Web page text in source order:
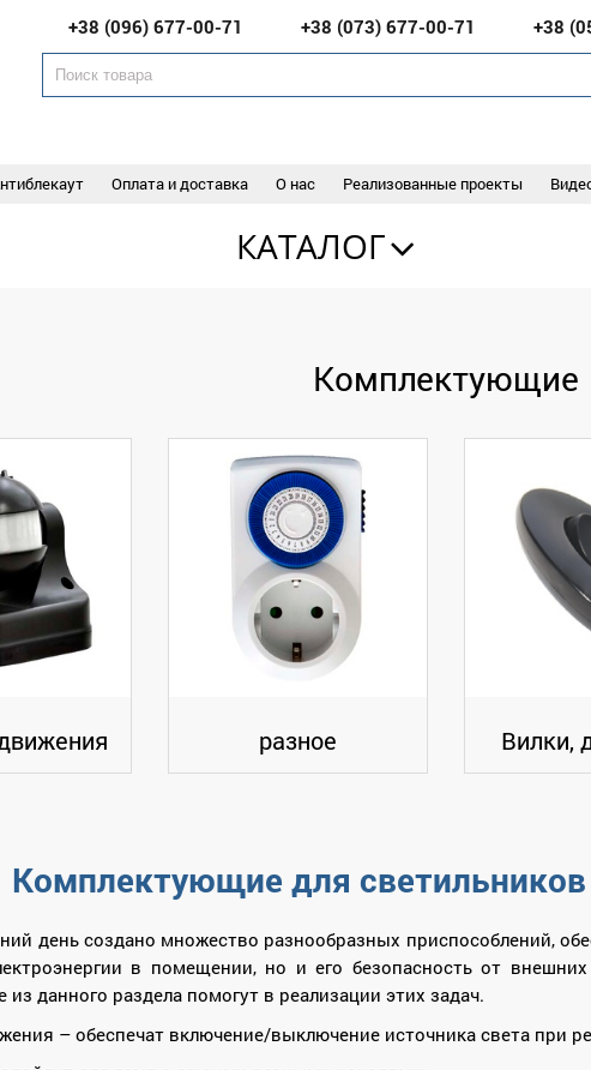
Оплата и доставка О нас Реализованные проекты
+38 (096) 677-00-71 +38 (073) 677-00-71 +38
КАТАЛОГ
Комплектующие
разное Вилки,
Комплектующие для
день создано множество разнообразных приспособлений,
в помещении, но и его безопасность от
данного раздела помогут в реализации этих задач.
– обеспечат включение/выключение источника света при